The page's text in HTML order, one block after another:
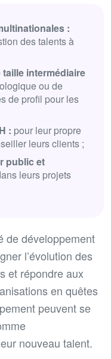
:
des talents à
intermédiaire
ou de
de profil pour les
: pour leur propre
leurs clients ;
public et
leurs projets
de développement
l’évolution des
et répondre aux
en quêtes
peuvent se
nouveau talent.